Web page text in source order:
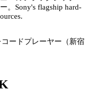
。 Sony's flagship hard-